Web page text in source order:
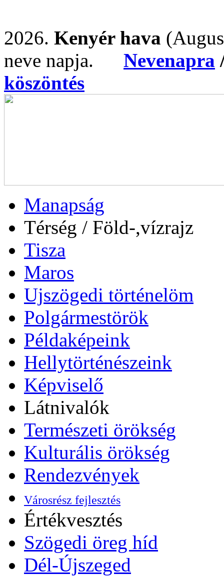
2026. Kenyér hava
neve napja. Nevenapra
köszöntés
Manapság
Térség / Föld-,vízrajz
Tisza
Maros
Ujszögedi történelöm
Polgármestörök
Példaképeink
Hellytörténészeink
Képviselő
Látnivalók
Természeti örökség
Kulturális örökség
Rendezvények
Városrész fejlesztés
Értékvesztés
Szögedi öreg híd
Dél-Újszeged